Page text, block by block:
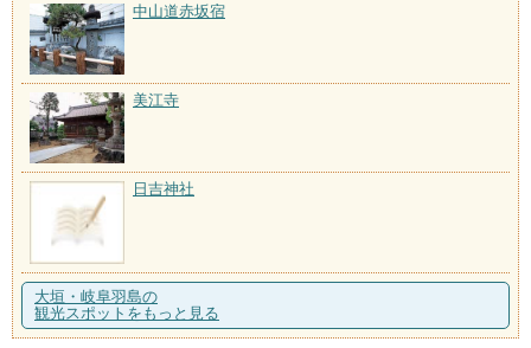
中山道赤坂宿
美江寺
日吉神社
大垣・岐阜羽島の
観光スポットをもっと見る